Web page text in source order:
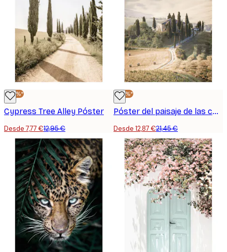
-40%*
Cypress Tree Alley Póster
Desde 7,77 €12,95 €
-40%*
Póster del paisaje de las colinas de la Toscana
Desde 12,87 €21,45 €